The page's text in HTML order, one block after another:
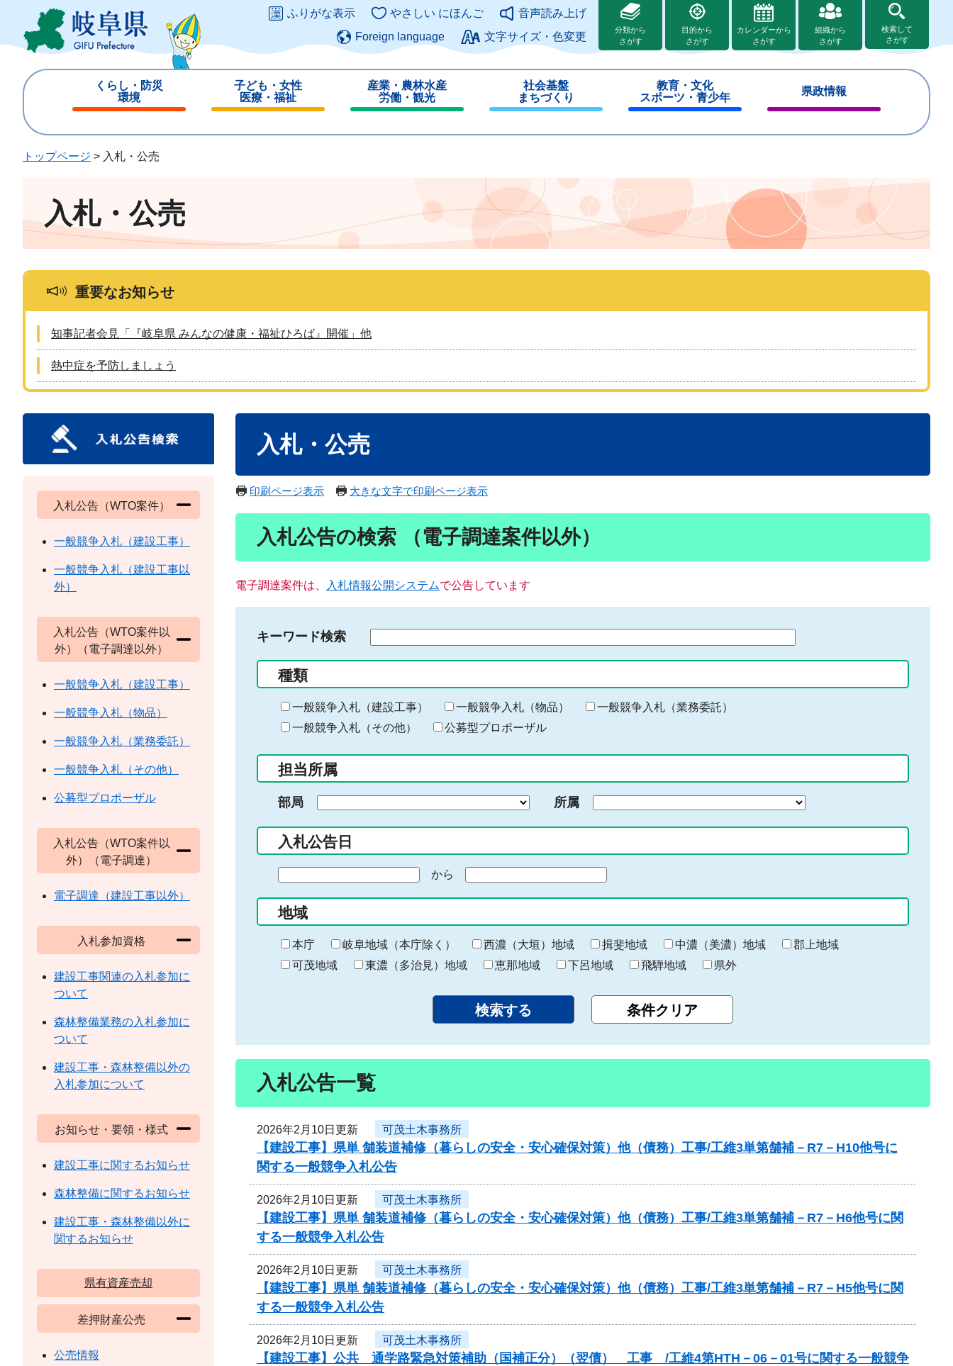
ジ
ュ
このページの本文へ
ふりがな表示 やさしい にほんご
音声読み上げ
Foreign language
文字サイズ・色変更
分類から
さがす
目的から
さがす
カレンダーから
さがす
組織から
さがす
検索して
さがす
くらし・防災
環境
じ
子ども・女性
医療・福祉
じ
産業・農林水産
労働・観光
じ
社会基盤
まちづくり
じ
教育・文化
スポーツ・青少年
じ
県政情報
じ
トップページ > 入札・公売
入札・公売
重要なお知らせ
知事記者会見「『岐阜県 みんなの健康・福祉ひろば』開催」他
熱中症を予防しましょう
入札・公売
印刷ページ表示 大きな文字で印刷ページ表示
入札公告の検索 （電子調達案件以外）
電子調達案件は、 入札情報公開システムで公告しています
キーワード検索
る
キ
ー
ー
入
力
種類
一般競争入札（建設工事） 一般競争入札（物品）
一般競争入札（業務委託）
一般競争入札（その他）
公募型プロポーザル
担当所属
部局 所属
入札公告日
の
始
ま
り
から
終
わ
り
地域
本庁 岐阜地域（本庁除く） 西濃（大垣）地域 揖斐地域 中濃（美濃）地域
郡上地域
可茂地域
東濃（多治見）地域 恵那地域 下呂地域 飛騨地域 県外
入札公告一覧
2026年2月10日更新 可茂土木事務所
【建設工事】県単 舗装道補修（暮らしの安全・安心確保対策）他（債務）工事/工維3単第舗補－R7－H10他号に
関する一般競争入札公告
2026年2月10日更新 可茂土木事務所
【建設工事】県単 舗装道補修（暮らしの安全・安心確保対策）他（債務）工事/工維3単第舗補－R7－H6他号に関
する一般競争入札公告
2026年2月10日更新 可茂土木事務所
【建設工事】県単 舗装道補修（暮らしの安全・安心確保対策）他（債務）工事/工維3単第舗補－R7－H5他号に関
する一般競争入札公告
2026年2月10日更新 可茂土木事務所
【建設工事】公共 通学路緊急対策補助（国補正分）（翌債） 工事 /工維4第HTH－06－01号に関する一般競争
入札公告（WTO案件）
一般競争入札（建設工事）
一般競争入札（建設工事以
外）
入札公告（WTO案件以
外）（電子調達以外）
一般競争入札（建設工事）
一般競争入札（物品）
一般競争入札（業務委託）
一般競争入札（その他）
公募型プロポーザル
入札公告（WTO案件以
外）（電子調達）
電子調達（建設工事以外）
入札参加資格
建設工事関連の入札参加に
ついて
森林整備業務の入札参加に
ついて
建設工事・森林整備以外の
入札参加について
お知らせ・要領・様式
建設工事に関するお知らせ
森林整備に関するお知らせ
建設工事・森林整備以外に
関するお知らせ
県有資産売却
差押財産公売
公売情報